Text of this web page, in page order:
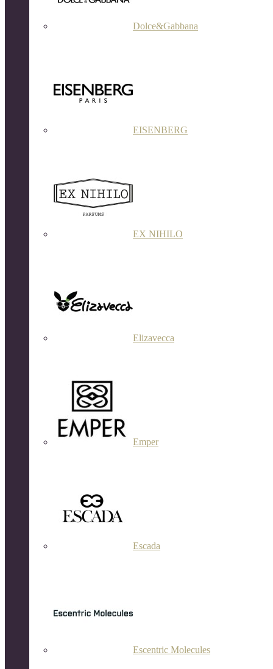
Dolce&Gabbana
EISENBERG
EX NIHILO
Elizavecca
Emper
Escada
Escentric Molecules